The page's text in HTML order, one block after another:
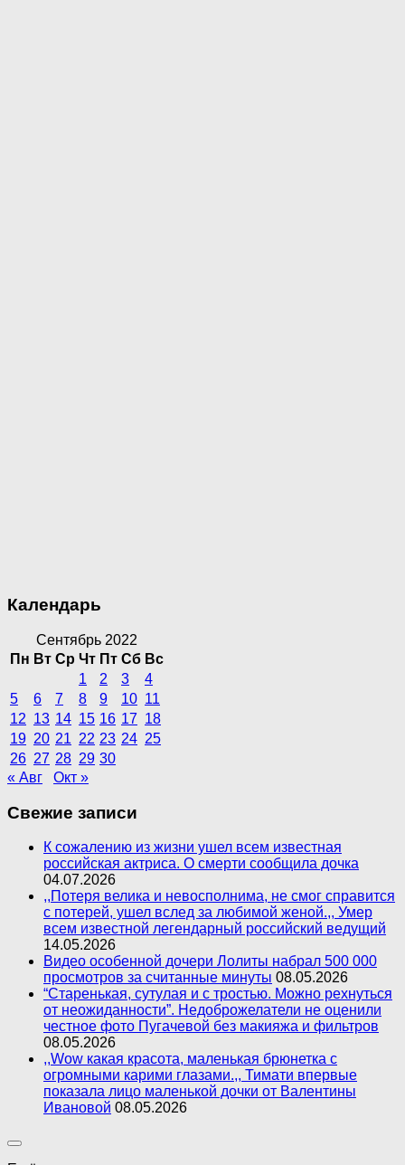
Календарь
Сентябрь 2022
Пн Вт Ср Чт Пт Сб Вс
1
2 3
4
5
6 7 8 9 10 11
12 13 14 15 16 17 18
19 20 21 22 23 24 25
26 27 28 29 30
« Авг
Окт »
Свежие записи
К сожалению из жизни ушел всем известная
российская актриса. О смерти сообщила дочка
04.07.2026
,,Потеря велика и невосполнима, не смог справится
с потерей, ушел вслед за любимой женой.,, Умер
всем известной легендарный российский ведущий
14.05.2026
Видео особенной дочери Лолиты набрал 500 000
просмотров за считанные минуты 08.05.2026
“Старенькая, сутулая и с тростью. Можно рехнуться
от неожиданности”. Недоброжелатели не оценили
честное фото Пугачевой без макияжа и фильтров
08.05.2026
,,Wow какая красота, маленькая брюнетка с
огромными карими глазами.,, Тимати впервые
показала лицо маленькой дочки от Валентины
Ивановой 08.05.2026